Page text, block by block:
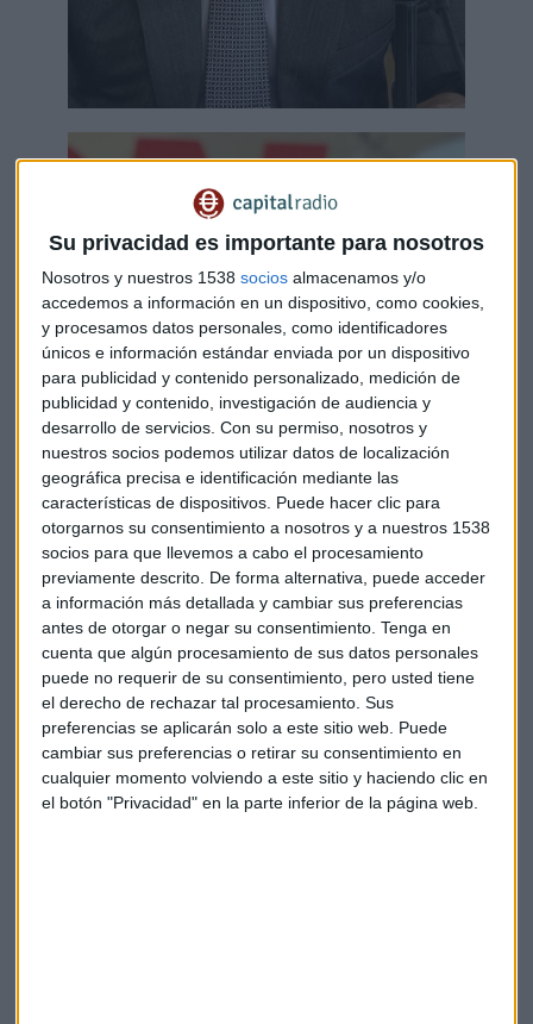
Su privacidad es importante para nosotros
Nosotros y nuestros 1538 socios almacenamos y/o
accedemos a información en un dispositivo, como cookies,
y procesamos datos personales, como identificadores
únicos e información estándar enviada por un dispositivo
para publicidad y contenido personalizado, medición de
publicidad y contenido, investigación de audiencia y
desarrollo de servicios. Con su permiso, nosotros y
nuestros socios podemos utilizar datos de localización
geográfica precisa e identificación mediante las
características de dispositivos. Puede hacer clic para
otorgarnos su consentimiento a nosotros y a nuestros 1538
socios para que llevemos a cabo el procesamiento
previamente descrito. De forma alternativa, puede acceder
a información más detallada y cambiar sus preferencias
antes de otorgar o negar su consentimiento. Tenga en
cuenta que algún procesamiento de sus datos personales
puede no requerir de su consentimiento, pero usted tiene
el derecho de rechazar tal procesamiento. Sus
preferencias se aplicarán solo a este sitio web. Puede
cambiar sus preferencias o retirar su consentimiento en
cualquier momento volviendo a este sitio y haciendo clic en
el botón "Privacidad" en la parte inferior de la página web.
Salud y Bienestar
Hablamos con Ignacio Salvatierra, Director General de
Salud Aon España. El entrevistado señala la buena sanidad
tanto pública como privada que hay en España."En los